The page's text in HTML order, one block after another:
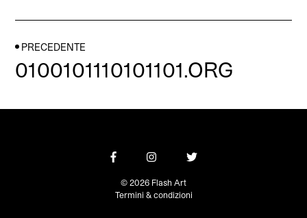
PRECEDENTE
0100101110101101.ORG
© 2026 Flash Art
Termini & condizioni